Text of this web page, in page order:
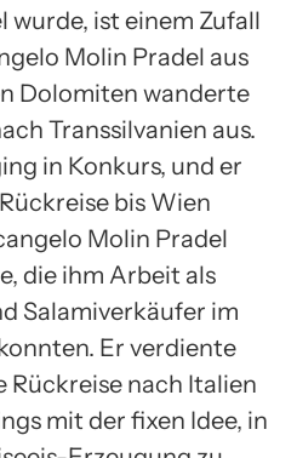
wurde, ist einem Zufall
Molin Pradel aus
Dolomiten wanderte
Transsilvanien aus.
in Konkurs, und er
bis Wien
Molin Pradel
die ihm Arbeit als
Salamiverkäufer im
Er verdiente
Rückreise nach Italien
mit der fixen Idee, in